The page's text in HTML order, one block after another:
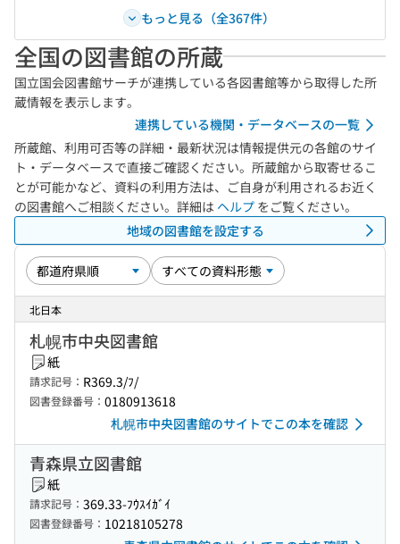
もっと見る（全367件）
全国の図書館の所蔵
国立国会図書館サーチが連携している各図書館等から取得した所
蔵情報を表示します。
連携している機関・データベースの一覧
所蔵館、利用可否等の詳細・最新状況は情報提供元の各館のサイ
ト・データベースで直接ご確認ください。所蔵館から取寄せるこ
とが可能かなど、資料の利用方法は、ご自身が利用されるお近く
の図書館へご相談ください。詳細は ヘルプ をご覧ください。
地域の図書館を設定する
北日本
札幌市中央図書館
紙
請求記号： R369.3/ﾌ/
図書登録番号： 0180913618
札幌市中央図書館のサイトでこの本を確認
青森県立図書館
紙
請求記号： 369.33-ﾌｳｽｲｶﾞｲ
図書登録番号： 10218105278